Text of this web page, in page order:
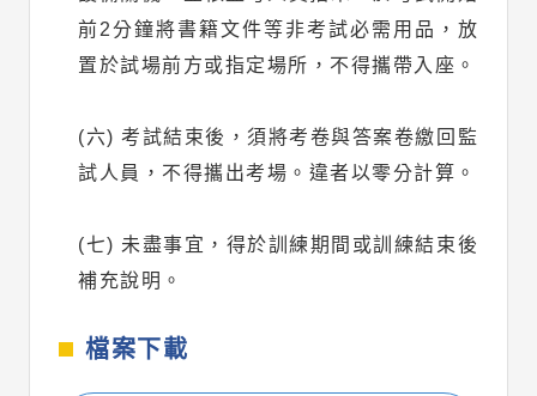
前2分鐘將書籍文件等非考試必需用品，放
置於試場前方或指定場所，不得攜帶入座。
(六) 考試結束後，須將考卷與答案卷繳回監
試人員，不得攜出考場。違者以零分計算。
(七) 未盡事宜，得於訓練期間或訓練結束後
補充說明。
檔案下載